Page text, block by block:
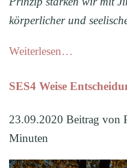
körperlicher und
Weiterlesen…
SES4 Weise
23.09.2020 Beitrag von
Minuten